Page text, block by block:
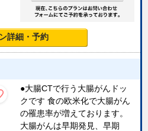
詳細・予約
●大腸CTで行う大腸がんドッ
クです 食の欧米化で大腸がん
の罹患率が増えております。
大腸がんは早期発見、早期